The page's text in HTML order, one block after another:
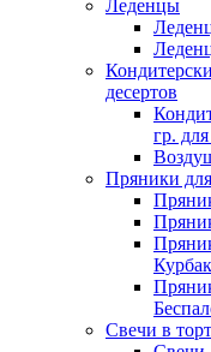
Леденцы
десертов
гр.
Пряники
Свечи в торт